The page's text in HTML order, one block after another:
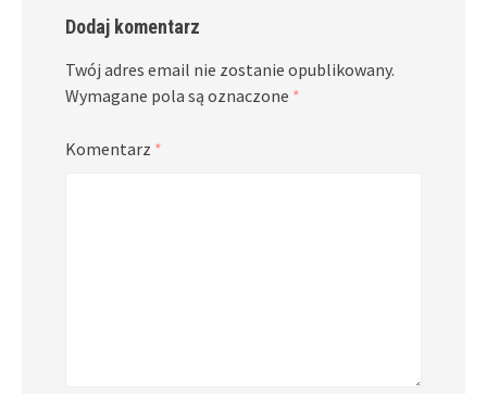
Dodaj komentarz
Twój adres email nie zostanie opublikowany.
Wymagane pola są oznaczone *
Komentarz *